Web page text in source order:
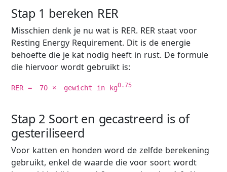
Stap 1 bereken RER
Misschien denk je nu wat is RER. RER staat voor
Resting Energy Requirement. Dit is de energie
behoefte die je kat nodig heeft in rust. De formule
die hiervoor wordt gebruikt is:
RER= 70 × gewicht in kg0.75
Stap 2 Soort en gecastreerd is of
gesteriliseerd
Voor katten en honden word de zelfde berekening
gebruikt, enkel de waarde die voor soort wordt